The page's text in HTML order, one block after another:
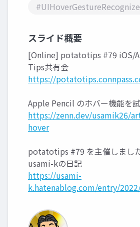
スライド概要
[Online] potatotips #79 iOS/
Tips共有会
https://
Apple Pencil のホバー機能を
https://zenn.dev/usamik26/
hover
potatotips #79 を主催しまし
usami-kの日記
https://usami-
k.hatenablog.com/entry/